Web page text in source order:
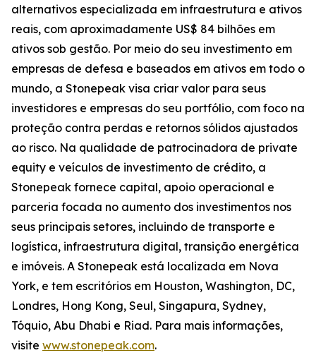
alternativos especializada em infraestrutura e ativos
reais, com aproximadamente US$ 84 bilhões em
ativos sob gestão. Por meio do seu investimento em
empresas de defesa e baseados em ativos em todo o
mundo, a Stonepeak visa criar valor para seus
investidores e empresas do seu portfólio, com foco na
proteção contra perdas e retornos sólidos ajustados
ao risco. Na qualidade de patrocinadora de private
equity e veículos de investimento de crédito, a
Stonepeak fornece capital, apoio operacional e
parceria focada no aumento dos investimentos nos
seus principais setores, incluindo de transporte e
logística, infraestrutura digital, transição energética
e imóveis. A Stonepeak está localizada em Nova
York, e tem escritórios em Houston, Washington, DC,
Londres, Hong Kong, Seul, Singapura, Sydney,
Tóquio, Abu Dhabi e Riad. Para mais informações,
visite www.stonepeak.com.